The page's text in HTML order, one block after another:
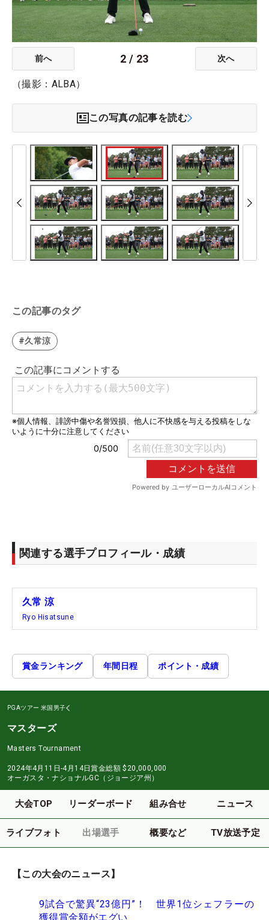
前へ 2 / 23 次へ
（撮影：ALBA）
この写真の記事を読む
この記事のタグ
#久常涼
関連する選手プロフィール・成績
久常 涼
Ryo Hisatsune
賞金ランキング 年間日程 ポイント・成績
PGAツアー 米国男子
マスターズ
Masters Tournament
2024年4月11日-4月14日賞金総額 $20,000,000
オーガスタ・ナショナルGC（ジョージア州）
大会TOP リーダーボード 組み合せ ニュース
ライブフォト 出場選手 概要など TV放送予定
【この大会のニュース】
9試合で驚異“23億円”！ 世界1位シェフラーの
獲得賞金額がエグい